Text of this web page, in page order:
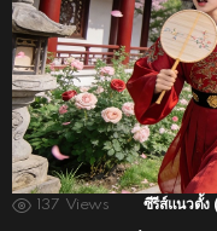
137 Views ซีรีส์แนวตั้ง